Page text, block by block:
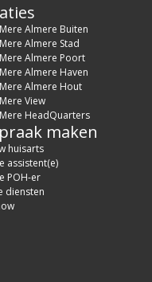
Almere Buiten
Almere Stad
Almere Poort
Almere Haven
Almere Hout
View
HeadQuarters
maken
huisarts
assistent(e)
POH-er
diensten